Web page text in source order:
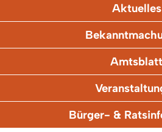
Aktuelles
Amtsblatt
Bürger- &